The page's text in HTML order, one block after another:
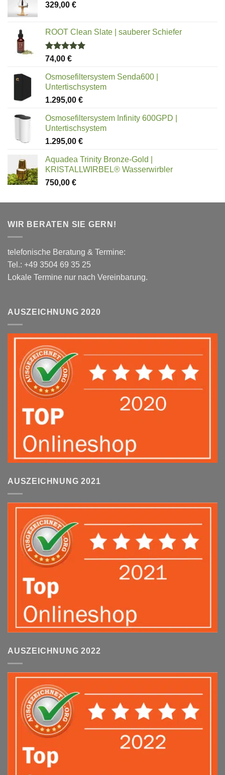
329,00 €
ROOT Clean Slate | sauberer Schiefer
Bewertet
von 5
74,00 €
Osmosefiltersystem Senda600 |
Untertischsystem
1.295,00 €
Osmosefiltersystem Infinity 600GPD |
Untertischsystem
1.295,00 €
Aquadea Trinity Bronze-Gold |
KRISTALLWIRBEL® Wasserwirbler
750,00 €
WIR BERATEN SIE GERN!
telefonische Beratung & Termine:
Tel.: +49 3504 69 35 25
Lokale Termine nur nach Vereinbarung.
AUSZEICHNUNG 2020
AUSZEICHNUNG 2021
AUSZEICHNUNG 2022